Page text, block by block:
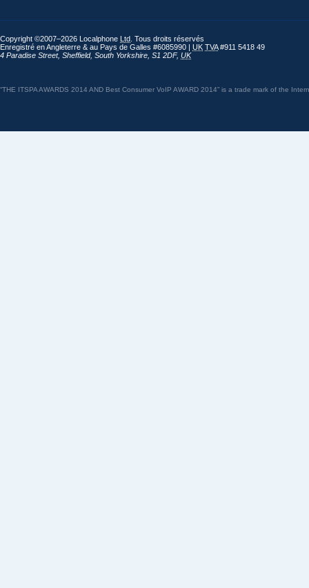
Copyright ©2007–2026 Localphone Ltd . Tous droits réservés
Enregistré en Angleterre & au Pays de Galles #6085990 | UK TVA#911 5418 49
4 Paradise Street, Sheffield, South Yorkshire S1 2DF, UK
“THE ITSPA AWARDS 2014 AND Best Consumer VoIP AWARD 2014” is a trade mark of the